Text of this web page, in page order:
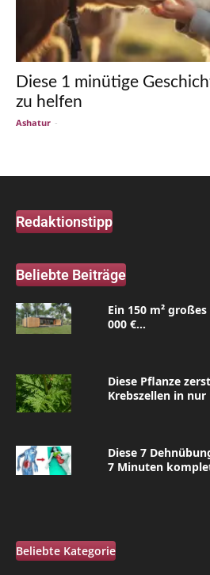
Diese 1 minütige
zu helfen
Ashatur -
Redaktionstipp
Beliebte Beiträge
Ein 150 m²
000 €...
Diese Pflanze
Krebszellen in
Diese 7
7 Minuten
Beliebte Kategorie